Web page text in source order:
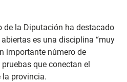
de la Diputación ha destacado
es una disciplina “muy
importante número de
que conectan el
la provincia.